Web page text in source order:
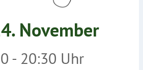
November
- 20:30 Uhr